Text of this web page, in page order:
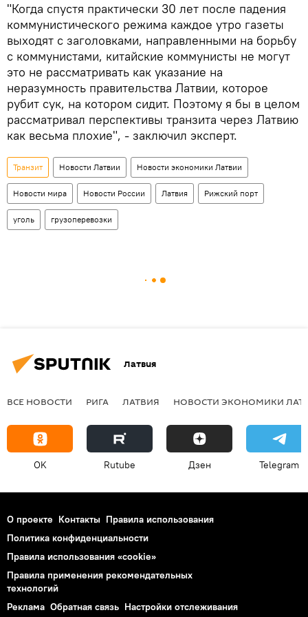
"Когда спустя практически 30 лет после падения
коммунистического режима каждое утро газеты
выходят с заголовками, направленными на борьбу
с коммунистами, китайские коммунисты не могут
это не рассматривать как указание на
неразумность правительства Латвии, которое
рубит сук, на котором сидит. Поэтому я бы в целом
рассматривал перспективы транзита через Латвию
как весьма плохие", - заключил эксперт.
Транзит Новости Латвии Новости экономики Латвии
Новости мира Новости России Латвия Рижский порт
уголь грузоперевозки
Латвия
ВСЕ НОВОСТИ РИГА ЛАТВИЯ НОВОСТИ ЭКОНОМИКИ
OK Rutube Дзен Telegram
О проекте Контакты Правила использования
Политика конфиденциальности
Правила использования «cookie»
Правила применения рекомендательных
технологий
Реклама Обратная связь Настройки отслеживания